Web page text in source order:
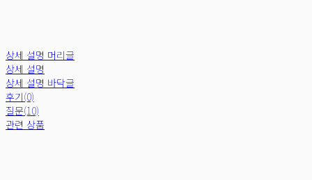
상세 설명 머리글
상세 설명
상세 설명 바닥글
후기(0)
질문(10)
관련 상품